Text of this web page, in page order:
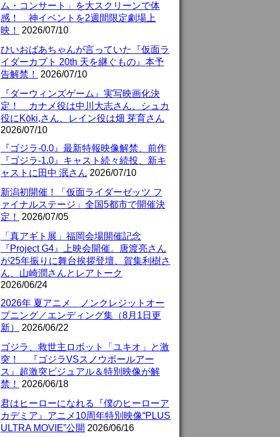
ム・コンサート」を大スクリーンで体
感！ 神イベントを2週間限定劇場上
映！
2026/07/10
ひいおばあちゃんが言っていた『仮面ラ
イダーカブト 20th 天を継ぐもの』本予
告解禁！
2026/07/10
『ダーウィンズゲーム』実写映画化決
定！ カナメ役は中川大志さん、シュカ
役にKōki,さん、レイン役は畑 芽育さん
2026/07/10
『ゴジラ-0.0』最新特報映像解禁、前作
『ゴジラ-1.0』キャスト続々続投、新キ
ャストに田中 泯さん 2026/07/10
新潟初開催！「仮面ライダーゼッツ フ
ァイナルステージ」全国5都市で開催決
定！
2026/07/05
「真アギト展」福岡会場開催記念
『Project G4』上映会開催。唐渡亮さん
が25年振りに舞台挨拶登壇、賀集利樹さ
ん、山崎潤さんとレアトーク
2026/06/24
2026年 夏アニメ ノンクレジットオー
プニング／エンディング集（8月1日更
新）
2026/06/22
ゴジラ、救世主ロボット「ユキオ」と激
突！ 『ゴジラVSスノウボールアー
ス』超激突ビジュアル＆特別映像が解
禁！
2026/06/18
君はヒーローになれる『僕のヒーローア
カデミア』アニメ10周年特別映像“PLUS
ULTRA MOVIE”公開 2026/06/16